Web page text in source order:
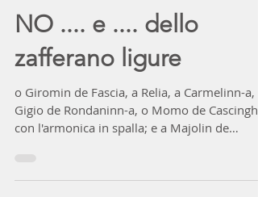
... FIOR di ZAFFERANO
NO .... e .... dello
zafferano ligure
o Giromin de Fascia, a Relia, a Carmelinn-a, o
Gigio de Rondaninn-a, o Momo de